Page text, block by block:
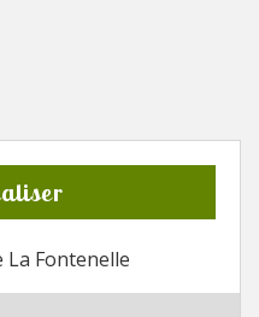
Fontenelle